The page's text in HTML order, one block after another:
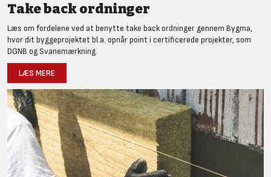
Take back ordninger
Læs om fordelene ved at benytte take back ordninger gennem Bygma,
hvor dit byggeprojektet bl.a. opnår point i certificerede projekter, som
DGNB og Svanemærkning.
LÆS MERE